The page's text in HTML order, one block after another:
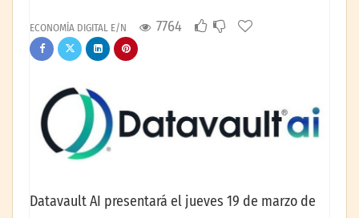
ECONOMÍA DIGITAL E/N 7764
Datavault AI presentará el jueves 19 de marzo de